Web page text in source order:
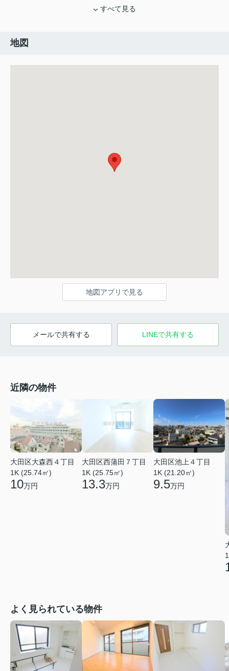
すべて見る
地図
地図アプリで見る
メールで共有する LINEで共有する
近隣の物件
大田区大森西４丁目
1K (25.74㎡)
10万円
大田区西蒲田７丁目
1K (25.75㎡)
13.3万円
大田区池上４丁目
1K (21.20㎡)
9.5万円
よく見られている物件